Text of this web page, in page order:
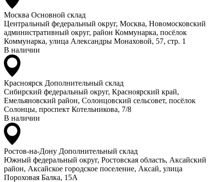
Москва Основной склад
Центральный федеральный округ, Москва, Новомосковский
административный округ, район Коммунарка, посёлок
Коммунарка, улица Александры Монаховой, 57, стр. 1
В наличии
Красноярск Дополнительный склад
Сибирский федеральный округ, Красноярский край,
Емельяновский район, Солонцовский сельсовет, посёлок
Солонцы, проспект Котельникова, 7/8
В наличии
Ростов-на-Дону Дополнительный склад
Южный федеральный округ, Ростовская область, Аксайский
район, Аксайское городское поселение, Аксай, улица
Пороховая Балка, 15А